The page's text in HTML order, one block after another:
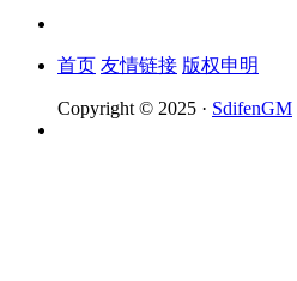
首页 友情链接 版权申明
Copyright © 2025 · SdifenGM